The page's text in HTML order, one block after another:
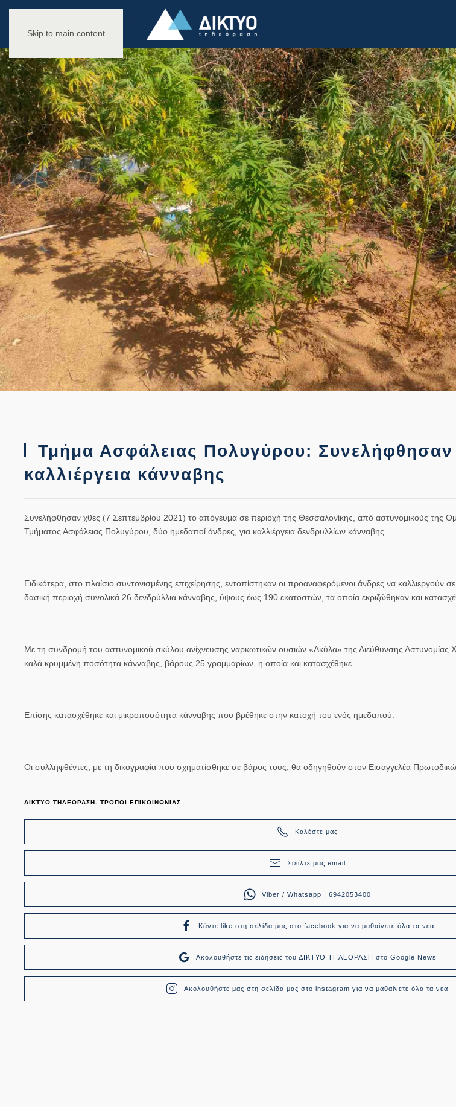
Skip to main content
Τμήμα Ασφάλειας Πολυγύρου: Συνελήφθησαν
καλλιέργεια κάνναβης
Συνελήφθησαν χθες (7 Σεπτεμβρίου 2021) το απόγευμα σε περιοχή της Θεσσαλονίκης, από αστυνομικούς της
Τμήματος Ασφάλειας Πολυγύρου, δύο ημεδαποί άνδρες, για καλλιέργεια δενδρυλλίων κάνναβης.
Ειδικότερα, στο πλαίσιο συντονισμένης επιχείρησης, εντοπίστηκαν οι προαναφερόμενοι άνδρες να καλλιεργούν
δασική περιοχή συνολικά 26 δενδρύλλια κάνναβης, ύψους έως 190 εκατοστών, τα οποία εκριζώθηκαν και
Με τη συνδρομή του αστυνομικού σκύλου ανίχνευσης ναρκωτικών ουσιών «Ακύλα» της Διεύθυνσης Αστυνομίας
καλά κρυμμένη ποσότητα κάνναβης, βάρους 25 γραμμαρίων, η οποία και κατασχέθηκε.
Επίσης κατασχέθηκε και μικροποσότητα κάνναβης που βρέθηκε στην κατοχή του ενός ημεδαπού.
Οι συλληφθέντες, με τη δικογραφία που σχηματίσθηκε σε βάρος τους, θα οδηγηθούν στον Εισαγγελέα
ΔΙΚΤΥΟ ΤΗΛΕΟΡΑΣΗ- ΤΡΟΠΟΙ ΕΠΙΚΟΙΝΩΝΙΑΣ
Καλέστε μας
Στείλτε μας email
Viber / Whatsapp : 6942053400
Κάντε like στη σελίδα μας στο facebook για να μαθαίνετε όλα τα νέα
Ακολουθήστε τις ειδήσεις του ΔΙΚΤΥΟ ΤΗΛΕΟΡΑΣΗ στο Google News
Ακολουθήστε μας στη σελίδα μας στο instagram για να μαθαίνετε όλα τα νέα